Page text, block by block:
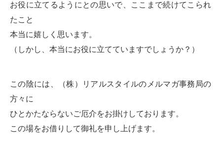
お役に立てるようにとの思いで、ここまで続けてこられ
たこと
本当に嬉しく思います。
（しかし、本当にお役に立てていますでしょうか？）
この陰には、（株）リアルスタイルのメルマガ事務局の
方々に
ひとかたならないご厄介をお掛けしております。
この場をお借りして御礼を申し上げます。